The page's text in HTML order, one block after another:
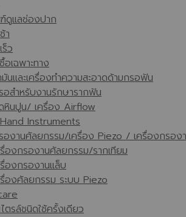
แลช่องปาก
า
ร็ว
อเฉพาะทาง
มันและเครื่องทำความสะอาดด้ามกรอฟัน
อสำหรับงานรักษารากฟัน
หินปูน/ เครื่อง Airflow
Instruments
องานศัลยกรรม/เครื่อง Piezo / เครื่องกรอง
องกรองานศัลยกรรม/รากเทียม
องกรองานแล็บ
องศัลยกรรม ระบบ Piezo
ตรล์ชนิดใช้ครั้งเดียว